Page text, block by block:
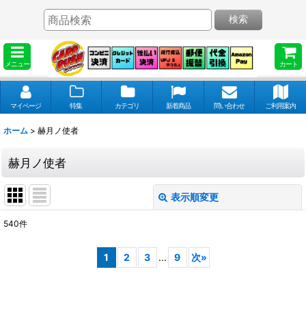
メニュー カート
検索
マイページ 特集 カテゴリ 新着商品 問い合わせ ご利用案内
ホーム > 赫月ノ使者
赫月ノ使者
表示順変更
540件
1 2 3 ... 9 次»